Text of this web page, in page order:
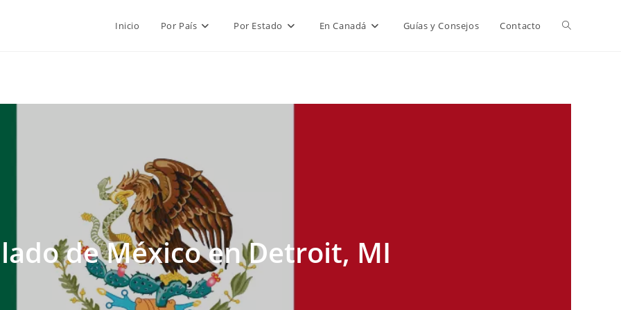
Inicio Por País Por Estado En Canadá Guías y Consejos Contacto Alternar
de México en Detroit, MI